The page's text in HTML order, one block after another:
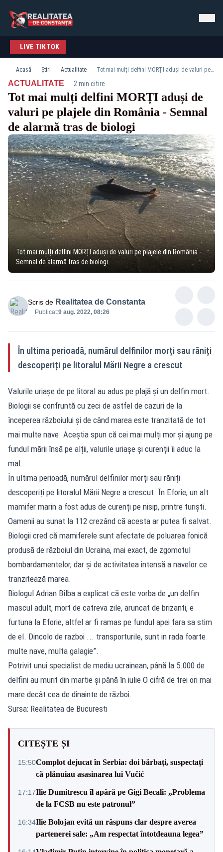
LIVE TIKTOK
Acasă Știri Actualitate Tot mai mulți delfini MORȚI aduși de valuri pe plajele din România - Semnal de alarmă tras de biologi
ACTUALITATE· 2 min citire
Tot mai mulți delfini MORȚI aduși de
valuri pe plajele din România - Semnal
de alarmă tras de biologi
Tot mai mulți delfini MORȚI aduși de valuri pe plajele din România -
Semnal de alarmă tras de biologi
Scris de Realitatea de Constanta
Publicat:9 aug. 2022, 08:26
În ultima perioadă, numărul delfinilor morți sau răniți
descoperiți pe litoralul Mării Negre a crescut
Valurile uriașe de pe litoral au adus pe plajă și un delfin mort.
Biologii se confruntă cu zeci de astfel de cazuri de la
începerea războiului și de când marea este tranzitată de tot
mai multe nave. Aceștia spun că cei mai mulți mor și ajung pe
fundul mării însă pe alții, valurile uriașe și curenții îi aduc la
mal.
În ultima perioadă, numărul delfinilor morți sau răniți
descoperiți pe litoralul Mării Negre a crescut. În Eforie, un alt
mamifer marin a fost adus de curenți pe nisip, printre turiști.
Oamenii au sunat la 112 crezând că acesta ar putea fi salvat.
Biologii cred că mamiferele sunt afectate de poluarea fonică
produsă de războiul din Ucraina, mai exact, de zgomotul
bombardamentelor, dar și de activitatea intensă a navelor ce
tranzitează marea.
Biologul Adrian Bîlba a explicat că este vorba de „un delfin
mascul adult, mort de catreva zile, aruncat de brizanti, e
furtuna la Eforie, altfel ar fi ramas pe fundul apei fara sa stim
de el. Dincolo de razboi ... transporturile, sunt in rada foarte
multe nave, multa galagie”.
Potrivit unui specialist de mediu ucrainean, până la 5.000 de
delfini au murit din martie și până în iulie O cifră de trei ori mai
mare decât cea de dinainte de război.
Sursa: Realitatea de Bucuresti
CITEȘTE ȘI
15:50Complot dejucat în Serbia: doi bărbați, suspectați
că plănuiau asasinarea lui Vučić
17:17Ilie Dumitrescu îl apără pe Gigi Becali: „Problema
de la FCSB nu este patronul”
16:34Ilie Bolojan evită un răspuns clar despre averea
partenerei sale: „Am respectat întotdeauna legea”